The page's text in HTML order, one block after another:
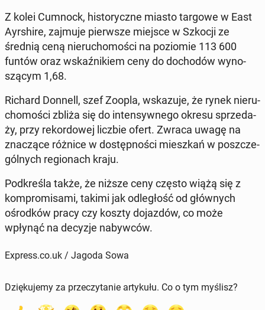
Z kolei Cumnock, hi­sto­rycz­ne miasto targowe w East
Ayr­shi­re, zajmuje pierw­sze miejsce w Szkocji ze
średnią ceną nie­ru­cho­mo­ści na po­zio­mie 113 600
funtów oraz wskaź­ni­kiem ceny do do­cho­dów wy­no­
szą­cym 1,68.
Richard Donnell, szef Zoopla, wska­zu­je, że rynek nie­ru­
cho­mo­ści zbliża się do in­ten­syw­ne­go okresu sprze­da­
ży, przy re­kor­do­wej liczbie ofert. Zwraca uwagę na
zna­czą­ce różnice w do­stęp­no­ści miesz­kań w po­szcze­
gól­nych re­gio­nach kraju.
Pod­kre­śla także, że niższe ceny często wiążą się z
kom­pro­mi­sa­mi, takimi jak od­le­głość od głów­nych
ośrod­ków pracy czy koszty do­jaz­dów, co może
wpłynąć na decyzje na­byw­ców.
Express.co.uk / Jagoda Sowa
Dziękujemy za przeczytanie artykułu. Co o tym myślisz?